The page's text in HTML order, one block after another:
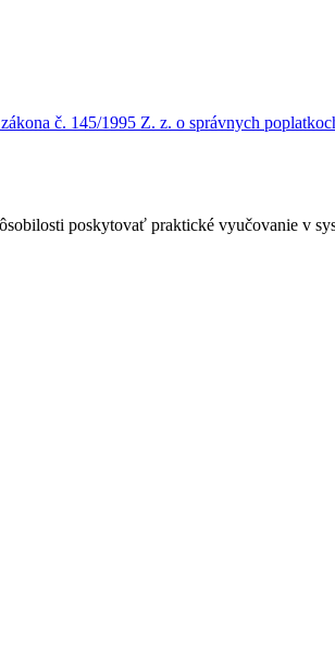
č. 145/1995 Z. z. o správnych
poskytovať praktické vyučovanie v